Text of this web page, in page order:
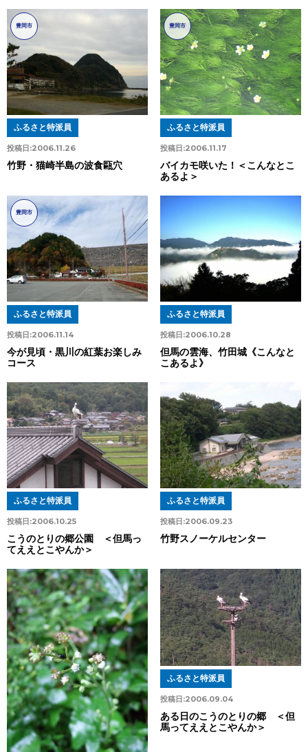
豊岡市
投稿日:2006.11.26
ふるさと特派員
竹野・猫崎半島の波食甌穴
豊岡市
投稿日:2006.11.17
ふるさと特派員
バイカモ咲いた！＜こんなとこ
あるよ＞
豊岡市
投稿日:2006.11.14
ふるさと特派員
今が見頃・黒川の紅葉お楽しみ
コース
投稿日:2006.10.28
ふるさと特派員
但馬の雲海、竹田城《こんなと
こあるよ》
投稿日:2006.10.25
ふるさと特派員
こうのとりの郷公園 ＜但馬っ
てええとこやんか＞
投稿日:2006.09.23
ふるさと特派員
竹野スノーケルセンター
投稿日:2006.09.04
ふるさと特派員
ある日のこうのとりの郷 ＜但
馬ってええとこやんか＞